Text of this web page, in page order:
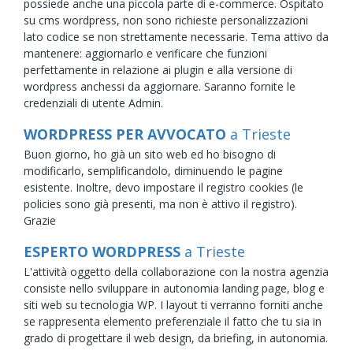
possiede anche una piccola parte di e-commerce. Ospitato
su cms wordpress, non sono richieste personalizzazioni
lato codice se non strettamente necessarie. Tema attivo da
mantenere: aggiornarlo e verificare che funzioni
perfettamente in relazione ai plugin e alla versione di
wordpress anchessi da aggiornare. Saranno fornite le
credenziali di utente Admin.
WORDPRESS PER AVVOCATO a Trieste
Buon giorno, ho già un sito web ed ho bisogno di
modificarlo, semplificandolo, diminuendo le pagine
esistente. Inoltre, devo impostare il registro cookies (le
policies sono già presenti, ma non è attivo il registro).
Grazie
ESPERTO WORDPRESS a Trieste
L'attività oggetto della collaborazione con la nostra agenzia
consiste nello sviluppare in autonomia landing page, blog e
siti web su tecnologia WP. I layout ti verranno forniti anche
se rappresenta elemento preferenziale il fatto che tu sia in
grado di progettare il web design, da briefing, in autonomia.